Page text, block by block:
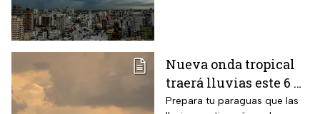
Nueva onda tropical
traerá lluvias este 6 de
agosto; Monzón
Prepara tu paraguas que las